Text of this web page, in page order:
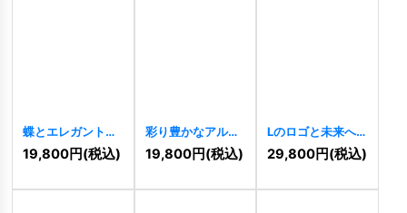
蝶とエレガントな
L字型のロゴ
7961
19,800円(税込)
彩り豊かなアルフ
ァベットのロゴ
7949
19,800円(税込)
Lのロゴと未来へ
飛び立つ人
7904
29,800円(税込)